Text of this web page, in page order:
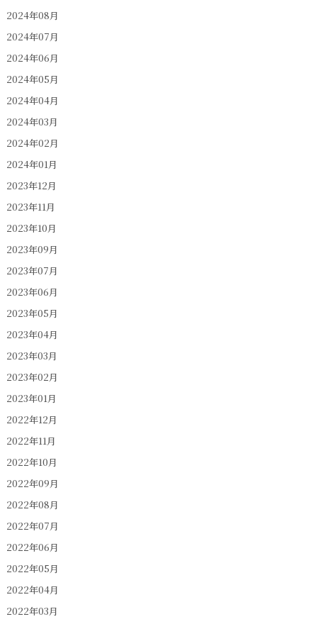
2024年08月
2024年07月
2024年06月
2024年05月
2024年04月
2024年03月
2024年02月
2024年01月
2023年12月
2023年11月
2023年10月
2023年09月
2023年07月
2023年06月
2023年05月
2023年04月
2023年03月
2023年02月
2023年01月
2022年12月
2022年11月
2022年10月
2022年09月
2022年08月
2022年07月
2022年06月
2022年05月
2022年04月
2022年03月